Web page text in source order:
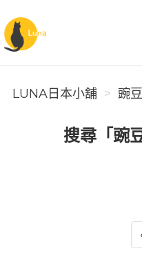
Luna日本小舖
LUNA日本小舖 豌
搜尋「豌